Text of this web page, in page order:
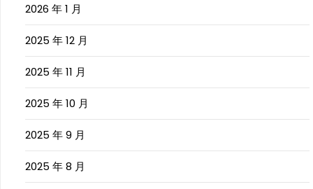
2026 年 1 月
2025 年 12 月
2025 年 11 月
2025 年 10 月
2025 年 9 月
2025 年 8 月